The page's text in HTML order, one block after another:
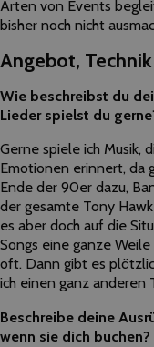
Arten von Events
bisher noch nicht
Angebot,
Wie beschreibst du
Lieder spielst du
Gerne spiele ich Musik,
Emotionen erinnert, da
Ende der 90er dazu,
der gesamte Tony
es aber doch auf die
Songs eine ganze
oft. Dann gibt es
ich einen ganz anderen
Beschreibe deine
wenn sie dich